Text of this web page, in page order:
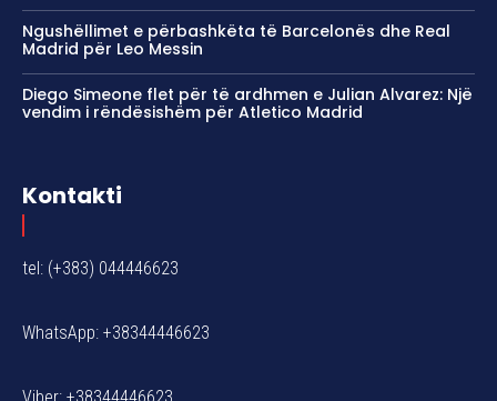
Ngushëllimet e përbashkëta të Barcelonës dhe Real
Madrid për Leo Messin
Diego Simeone flet për të ardhmen e Julian Alvarez: Një
vendim i rëndësishëm për Atletico Madrid
Kontakti
tel: (+383) 044446623
WhatsApp: +38344446623